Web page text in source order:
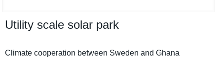
Utility scale solar park
Climate cooperatio­n between Sweden and Ghana